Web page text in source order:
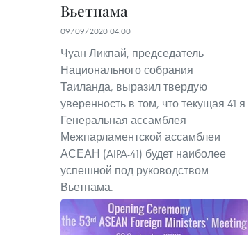
Вьетнама
09/09/2020 04:00
Чуан Ликпай, председатель
Национального собрания
Таиланда, выразил твердую
уверенность в том, что текущая 41-я
Генеральная ассамблея
Межпарламентской ассамблеи
АСЕАН (AIPA-41) будет наиболее
успешной под руководством
Вьетнама.